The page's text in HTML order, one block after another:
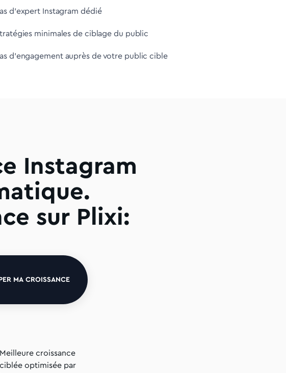
d'expert Instagram dédié
minimales de ciblage du public
d'engagement auprès de votre public cible
Instagram
sur Plixi:
MA CROISSANCE
Meilleure croissance
ciblée optimisée par